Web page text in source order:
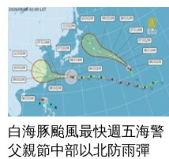
白海豚颱風最快週五海警
父親節中部以北防雨彈